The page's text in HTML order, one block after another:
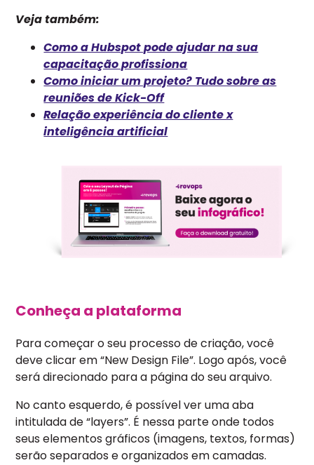
Veja também:
Como a Hubspot pode ajudar na sua
capacitação profissiona
Como iniciar um projeto? Tudo sobre as
reuniões de Kick-Off
Relação experiência do cliente x
inteligência artificial
Conheça a plataforma
Para começar o seu processo de criação, você
deve clicar em “New Design File”. Logo após, você
será direcionado para a página do seu arquivo.
No canto esquerdo, é possível ver uma aba
intitulada de “layers”. É nessa parte onde todos
seus elementos gráficos (imagens, textos, formas)
serão separados e organizados em camadas.